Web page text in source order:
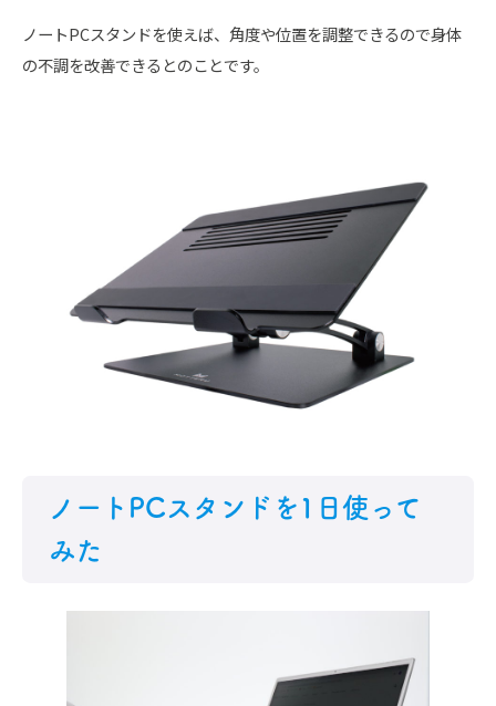
ノートPCスタンドを使えば、角度や位置を調整できるので身体
の不調を改善できるとのことです。
ノートPCスタンドを1日使って
みた